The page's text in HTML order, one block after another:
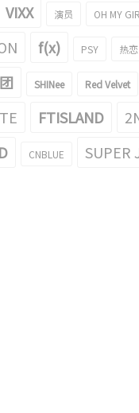
VIXX 演员 OH MY
f(x) PSY 热恋
SHINee Red Velvet
FTISLAND
CNBLUE SUPER